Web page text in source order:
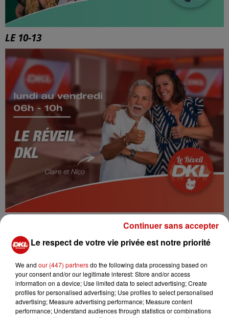
LE 10-13
Le respect de votre vie privée est notre priorité
We and our (447) partnersdo the following data processing based on
your consent and/or our legitimate interest: Store and/or access
information on a device; Use limited data to select advertising; Create
profiles for personalised advertising; Use profiles to select personalised
advertising; Measure advertising performance; Measure content
performance; Understand audiences through statistics or combinations
Continuer sans accepter